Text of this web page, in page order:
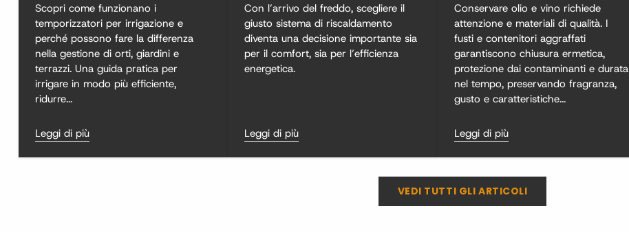
Scopri come funzionano i
temporizzatori per irrigazione e
perché possono fare la differenza
nella gestione di orti, giardini e
terrazzi. Una guida pratica per
irrigare in modo più efficiente,
ridurre...
Leggi di più
Con l’arrivo del freddo, scegliere il
giusto sistema di riscaldamento
diventa una decisione importante sia
per il comfort, sia per l’efficienza
energetica.
Leggi di più
Conservare olio e vino richiede
attenzione e materiali di qualità. I
fusti e contenitori aggraffati
garantiscono chiusura ermetica,
protezione dai contaminanti e durata
nel tempo, preservando fragranza,
gusto e caratteristiche...
Leggi di più
VEDI TUTTI GLI ARTICOLI